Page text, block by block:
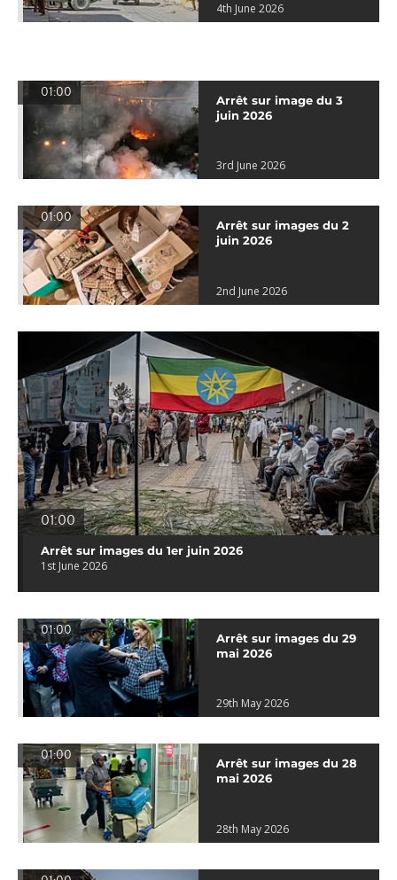
4th June 2026
01:00
Arrêt sur image du 3
juin 2026
3rd June 2026
01:00
Arrêt sur images du 2
juin 2026
2nd June 2026
01:00
Arrêt sur images du 1er juin 2026
1st June 2026
01:00
Arrêt sur images du 29
mai 2026
29th May 2026
01:00
Arrêt sur images du 28
mai 2026
28th May 2026